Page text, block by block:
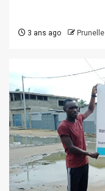
3 ans ago Prunelle